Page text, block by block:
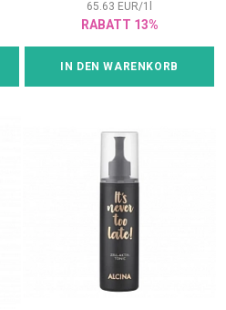
65.63 EUR/1
RABATT 13%
IN DEN WARENKORB